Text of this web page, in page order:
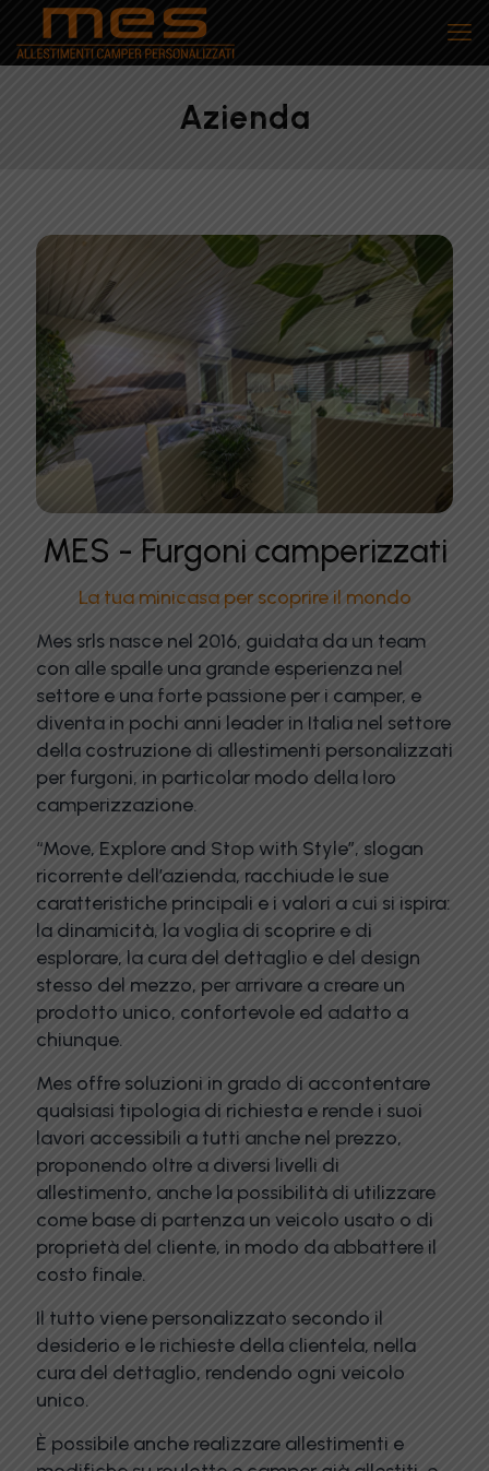
Azienda
MES - Furgoni camperizzati
La tua minicasa per scoprire il mondo
Mes srls nasce nel 2016, guidata da un team
con alle spalle una grande esperienza nel
settore e una forte passione per i camper, e
diventa in pochi anni leader in Italia nel settore
della costruzione di allestimenti personalizzati
per furgoni, in particolar modo della loro
camperizzazione.
“Move, Explore and Stop with Style”, slogan
ricorrente dell’azienda, racchiude le sue
caratteristiche principali e i valori a cui si ispira:
la dinamicità, la voglia di scoprire e di
esplorare, la cura del dettaglio e del design
stesso del mezzo, per arrivare a creare un
prodotto unico, confortevole ed adatto a
chiunque.
Mes offre soluzioni in grado di accontentare
qualsiasi tipologia di richiesta e rende i suoi
lavori accessibili a tutti anche nel prezzo,
proponendo oltre a diversi livelli di
allestimento, anche la possibilità di utilizzare
come base di partenza un veicolo usato o di
proprietà del cliente, in modo da abbattere il
costo finale.
Il tutto viene personalizzato secondo il
desiderio e le richieste della clientela, nella
cura del dettaglio, rendendo ogni veicolo
unico.
È possibile anche realizzare allestimenti e